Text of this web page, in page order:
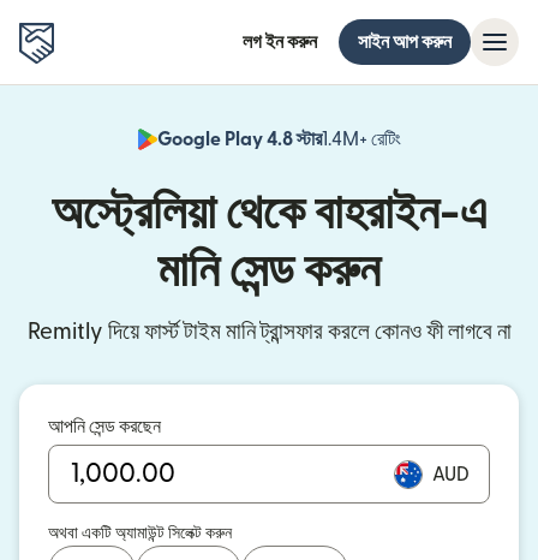
লগ ইন করুন সাইন আপ করুন
Google Play 4.8 স্টার1.4M+ রেটিং
অস্ট্রেলিয়া থেকে বাহরাইন-এ
মানি সেন্ড করুন
Remitly দিয়ে ফার্স্ট টাইম মানি ট্রান্সফার করলে কোনও ফী লাগবে না
আপনি সেন্ড করছেন
AUD
অথবা একটি অ্যামাউন্ট সিলেক্ট করুন